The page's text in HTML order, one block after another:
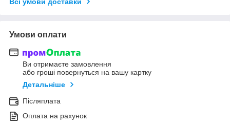
Умови оплати
Ви отримаєте замовлення
або гроші повернуться на вашу картку
Детальніше
Післяплата
Оплата на рахунок